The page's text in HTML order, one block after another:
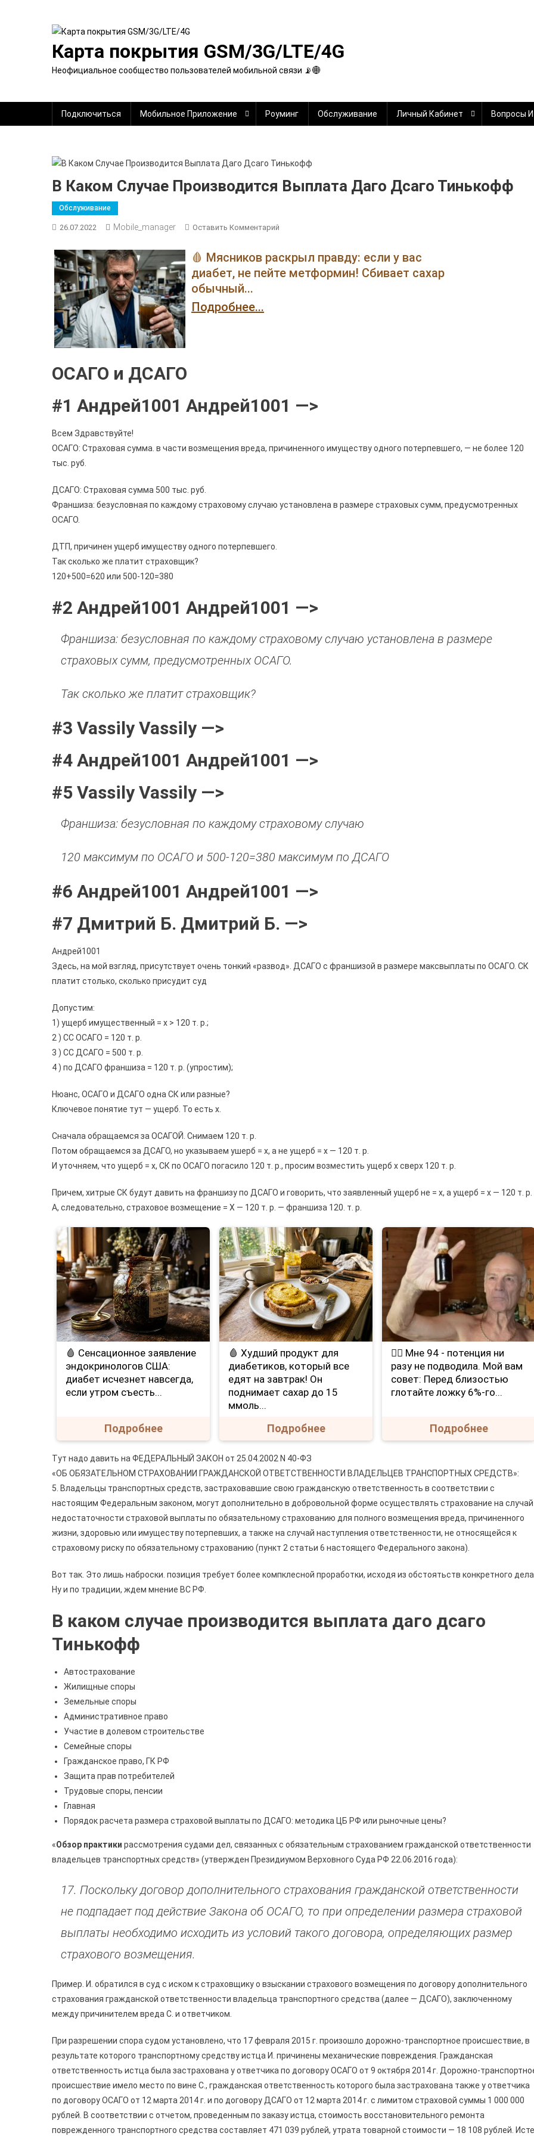
содержимому
Карта покрытия GSM/3G/LTE/4G
Неофициальное сообщество пользователей мобильной связи 📡🌐
Подключиться Мобильное Приложение Роуминг Обслуживание Личный Кабинет Вопросы
В Каком Случае Производится Выплата Даго Дсаго Тинькофф
Обслуживание
26.07.2022 Mobile_manager Оставить Комментарий
Каком
Производится
🩸 Мясников раскрыл правду: если у вас
диабет, не пейте метформин! Сбивает сахар
обычный...
Подробнее...
ОСАГО и ДСАГО
#1 Андрей1001 Андрей1001 —>
Всем Здравствуйте!
ОСАГО: Страховая сумма. в части возмещения вреда, причиненного имуществу одного потерпевшего, — не более 120
тыс. руб.
ДСАГО: Страховая сумма 500 тыс. руб.
Франшиза: безусловная по каждому страховому случаю установлена в размере страховых сумм, предусмотренных
ОСАГО.
ДТП, причинен ущерб имуществу одного потерпевшего.
Так сколько же платит страховщик?
120+500=620 или 500-120=380
#2 Андрей1001 Андрей1001 —>
Франшиза: безусловная по каждому страховому случаю установлена в размере
страховых сумм, предусмотренных ОСАГО.
Так сколько же платит страховщик?
#3 Vassily Vassily —>
#4 Андрей1001 Андрей1001 —>
#5 Vassily Vassily —>
Франшиза: безусловная по каждому страховому случаю
120 максимум по ОСАГО и 500-120=380 максимум по ДСАГО
#6 Андрей1001 Андрей1001 —>
#7 Дмитрий Б. Дмитрий Б. —>
Андрей1001
Здесь, на мой взгляд, присутствует очень тонкий «развод». ДСАГО с франшизой в размере максвыплаты по ОСАГО. СК
платит столько, сколько присудит суд
Допустим:
1) ущерб имущественный = х > 120 т. р.;
2 ) СС ОСАГО = 120 т. р.
3 ) СС ДСАГО = 500 т. р.
4 ) по ДСАГО франшиза = 120 т. р. (упростим);
Нюанс, ОСАГО и ДСАГО одна СК или разные?
Ключевое понятие тут — ущерб. То есть х.
Сначала обращаемся за ОСАГОЙ. Снимаем 120 т. р.
Потом обращаемся за ДСАГО, но указываем ушерб = х, а не ущерб = x — 120 т. р.
И уточняем, что ущерб = x, CК по ОСАГО погасило 120 т. р., просим возместить ущерб x сверх 120 т. р.
Причем, хитрые СК будут давить на франшизу по ДСАГО и говорить, что заявленный ущерб не = х, а ущерб = x — 120 т. р.
А, следовательно, страховое возмещение = X — 120 т. р. — франшиза 120. т. р.
🩸 Сенсационное заявление
эндокринологов США:
диабет исчезнет навсегда,
если утром съесть...
Подробнее
🩸 Худший продукт для
диабетиков, который все
едят на завтрак! Он
поднимает сахар до 15
ммоль...
Подробнее
❤️‍🔥 Мне 94 - потенция ни
разу не подводила. Мой вам
совет: Перед близостью
глотайте ложку 6%-го...
Подробнее
Тут надо давить на ФЕДЕРАЛЬНЫЙ ЗАКОН от 25.04.2002 N 40-ФЗ
«ОБ ОБЯЗАТЕЛЬНОМ СТРАХОВАНИИ ГРАЖДАНСКОЙ ОТВЕТСТВЕННОСТИ ВЛАДЕЛЬЦЕВ ТРАНСПОРТНЫХ СРЕДСТВ»:
5. Владельцы транспортных средств, застраховавшие свою гражданскую ответственность в соответствии с
настоящим Федеральным законом, могут дополнительно в добровольной форме осуществлять страхование на случай
недостаточности страховой выплаты по обязательному страхованию для полного возмещения вреда, причиненного
жизни, здоровью или имуществу потерпевших, а также на случай наступления ответственности, не относящейся к
страховому риску по обязательному страхованию (пункт 2 статьи 6 настоящего Федерального закона).
Вот так. Это лишь наброски. позиция требует более компклесной проработки, исходя из обстоятьств конкретного
Ну и по традиции, ждем мнение ВС РФ.
В каком случае производится выплата даго дсаго
Тинькофф
Автострахование
Жилищные споры
Земельные споры
Административное право
Участие в долевом строительстве
Семейные споры
Гражданское право, ГК РФ
Защита прав потребителей
Трудовые споры, пенсии
Главная
Порядок расчета размера страховой выплаты по ДСАГО: методика ЦБ РФ или рыночные цены?
«Обзор практики рассмотрения судами дел, связанных с обязательным страхованием гражданской ответственности
владельцев транспортных средств» (утвержден Президиумом Верховного Суда РФ 22.06.2016 года):
17. Поскольку договор дополнительного страхования гражданской ответственности
не подпадает под действие Закона об ОСАГО, то при определении размера страховой
выплаты необходимо исходить из условий такого договора, определяющих размер
страхового возмещения.
Пример. И. обратился в суд с иском к страховщику о взыскании страхового возмещения по договору дополнительного
страхования гражданской ответственности владельца транспортного средства (далее — ДСАГО), заключенному
между причинителем вреда С. и ответчиком.
При разрешении спора судом установлено, что 17 февраля 2015 г. произошло дорожно-транспортное происшествие, в
результате которого транспортному средству истца И. причинены механические повреждения. Гражданская
ответственность истца была застрахована у ответчика по договору ОСАГО от 9 октября 2014 г. Дорожно-
происшествие имело место по вине С., гражданская ответственность которого была застрахована также у ответчика
по договору ОСАГО от 12 марта 2014 г. и по договору ДСАГО от 12 марта 2014 г. с лимитом страховой суммы 1 000 000
рублей. В соответствии с отчетом, проведенным по заказу истца, стоимость восстановительного ремонта
поврежденного транспортного средства составляет 471 039 рублей, утрата товарной стоимости — 18 108 рублей.